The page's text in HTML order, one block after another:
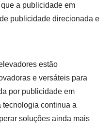
a publicidade em
publicidade direcionada e
estão
e versáteis para
por publicidade em
continua a
soluções ainda mais